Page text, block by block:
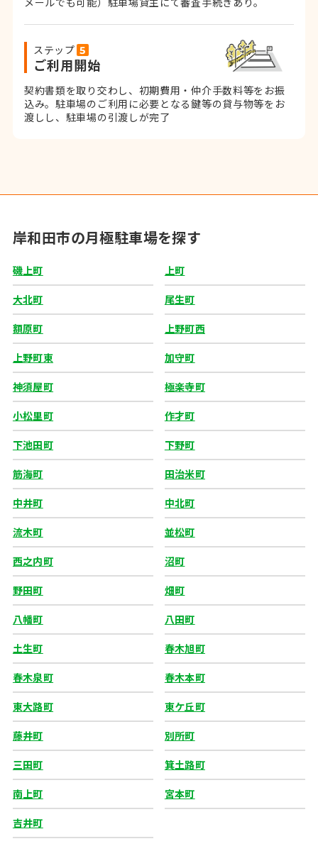
ステップ
ご利用開始
契約書類を取り交わし、初期費用・仲介手数料等をお振
込み。駐車場のご利用に必要となる鍵等の貸与物等をお
渡しし、駐車場の引渡しが完了
岸和田市の月極駐車場を探す
磯上町 上町
大北町 尾生町
額原町 上野町西
上野町東 加守町
神須屋町 極楽寺町
小松里町 作才町
下池田町 下野町
筋海町 田治米町
中井町 中北町
流木町 並松町
西之内町 沼町
野田町 畑町
八幡町 八田町
土生町 春木旭町
春木泉町 春木本町
東大路町 東ケ丘町
藤井町 別所町
三田町 箕土路町
南上町 宮本町
吉井町